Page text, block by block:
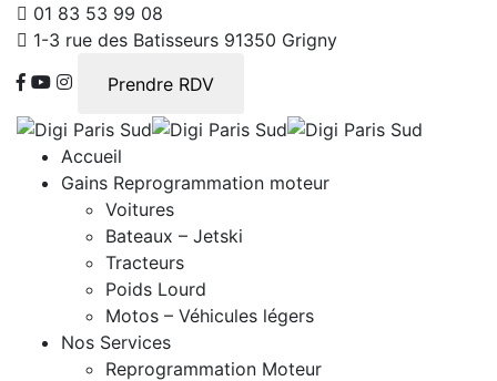
01 83 53 99 08
1-3 rue des Batisseurs 91350 Grigny
Prendre RDV
Accueil
Gains Reprogrammation moteur
Voitures
Bateaux – Jetski
Tracteurs
Poids Lourd
Motos – Véhicules légers
Nos Services
Reprogrammation Moteur